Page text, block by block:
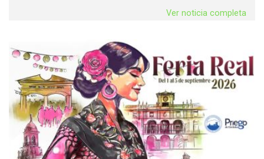
Ver noticia completa